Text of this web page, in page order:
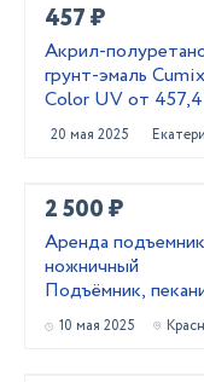
457 ₽
Акрил-
грунт-эмаль
Color UV от
рублей
20 мая 2025
2 500 ₽
Аренда
ножничный
Подъёмник,
в аренду
10 мая 2025